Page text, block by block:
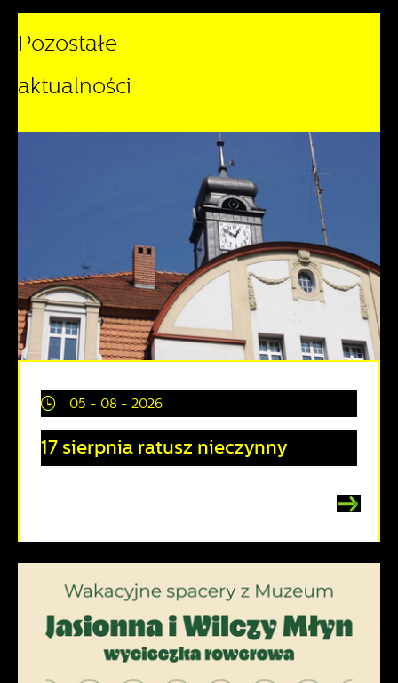
Pozostałe
aktualności
05 - 08 - 2026
17 sierpnia ratusz nieczynny